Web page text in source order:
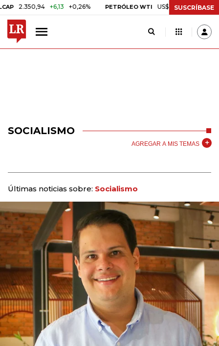
+6,13 +0,26% PETRÓLEO WTI US$ 78,01 US$ 2,92 +3,89%
SUSCRÍBASE
SOCIALISMO
AGREGAR A MIS TEMAS
Últimas noticias sobre: Socialismo